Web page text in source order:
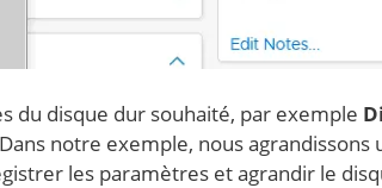
du disque dur souhaité, par exemple
notre exemple, nous agrandissons
les paramètres et agrandir le